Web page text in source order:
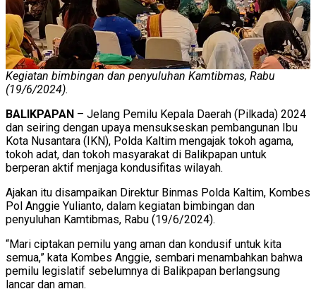
Kegiatan bimbingan dan penyuluhan Kamtibmas, Rabu
(19/6/2024).
BALIKPAPAN – Jelang Pemilu Kepala Daerah (Pilkada) 2024
dan seiring dengan upaya mensukseskan pembangunan Ibu
Kota Nusantara (IKN), Polda Kaltim mengajak tokoh agama,
tokoh adat, dan tokoh masyarakat di Balikpapan untuk
berperan aktif menjaga kondusifitas wilayah.
Ajakan itu disampaikan Direktur Binmas Polda Kaltim, Kombes
Pol Anggie Yulianto, dalam kegiatan bimbingan dan
penyuluhan Kamtibmas, Rabu (19/6/2024).
“Mari ciptakan pemilu yang aman dan kondusif untuk kita
semua,” kata Kombes Anggie, sembari menambahkan bahwa
pemilu legislatif sebelumnya di Balikpapan berlangsung
lancar dan aman.